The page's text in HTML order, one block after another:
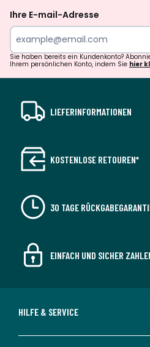
Ihre E-mail-Adresse
Sie haben bereits ein Kundenkonto?
Ihrem persönlichen Konto, indem Sie hier
LIEFERINFORMATIONEN
KOSTENLOSE RETOUREN*
30 TAGE
EINFACH UND SICHER
HILFE & SERVICE